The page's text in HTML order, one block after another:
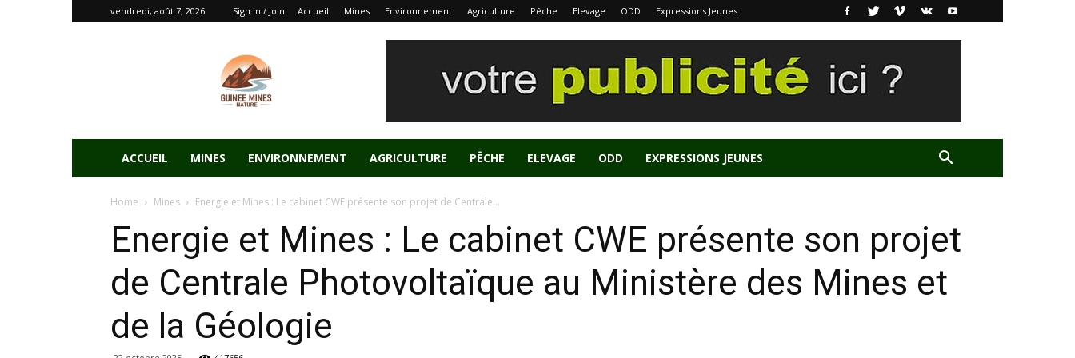
vendredi, août 7, 2026 Sign in / Join Accueil Mines Environnement Agriculture Pêche Elevage ODD Expressions Jeunes
ACCUEIL MINES ENVIRONNEMENT AGRICULTURE PÊCHE ELEVAGE ODD EXPRESSIONS JEUNES
Home Mines Energie et Mines : Le cabinet CWE présente son projet de Centrale...
Energie et Mines : Le cabinet CWE présente son projet
de Centrale Photovoltaïque au Ministère des Mines et
de la Géologie